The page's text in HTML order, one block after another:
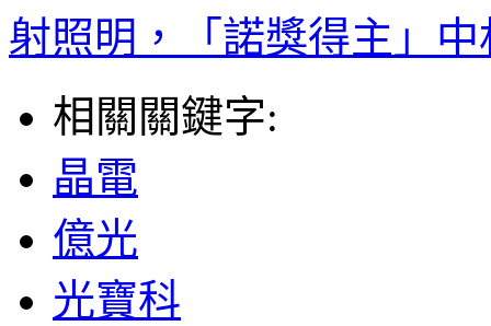
射照明，「諾獎得主」
相關關鍵字:
晶電
億光
光寶科